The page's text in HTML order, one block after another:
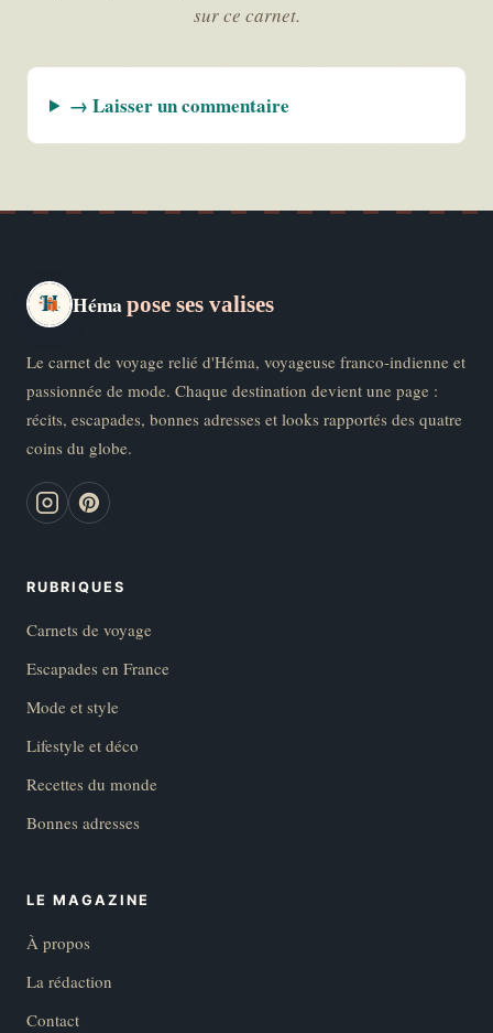
sur ce carnet.
→ Laisser un commentaire
Hémapose ses valises
Le carnet de voyage relié d'Héma, voyageuse franco-indienne et
passionnée de mode. Chaque destination devient une page :
récits, escapades, bonnes adresses et looks rapportés des quatre
coins du globe.
RUBRIQUES
Carnets de voyage
Escapades en France
Mode et style
Lifestyle et déco
Recettes du monde
Bonnes adresses
LE MAGAZINE
À propos
La rédaction
Contact